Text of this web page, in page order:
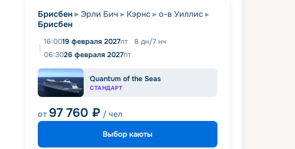
Брисбен Эрли Бич Кэрнс
о-в Уиллис
Брисбен
16:0019 февраля 2027пт 8 дн/7 нч
06:3026 февраля 2027пт
Quantum of the Seas
СТАНДАРТ
от 97 760 ₽ / чел
Выбор каюты